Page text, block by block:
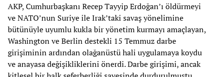
AKP, Cumhurbaşkanı Recep Tayyip Erdoğan’ı öldürmeyi
ve NATO’nun Suriye ile Irak’taki savaş yönelimine
bütünüyle uyumlu kukla bir yönetim kurmayı amaçlayan,
Washington ve Berlin destekli 15 Temmuz darbe
girişiminin ardından olağanüstü hali uygulamaya koydu
ve anayasa değişikliklerini önerdi. Darbe girişimi, ancak